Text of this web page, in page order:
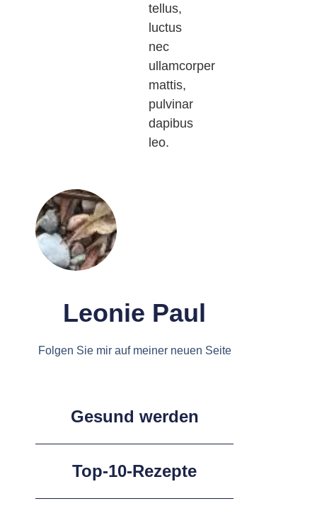
tellus,
luctus
nec
ullamcorper
mattis,
pulvinar
dapibus
leo.
Leonie Paul
Folgen Sie mir auf meiner neuen Seite
Gesund werden
Top-10-Rezepte